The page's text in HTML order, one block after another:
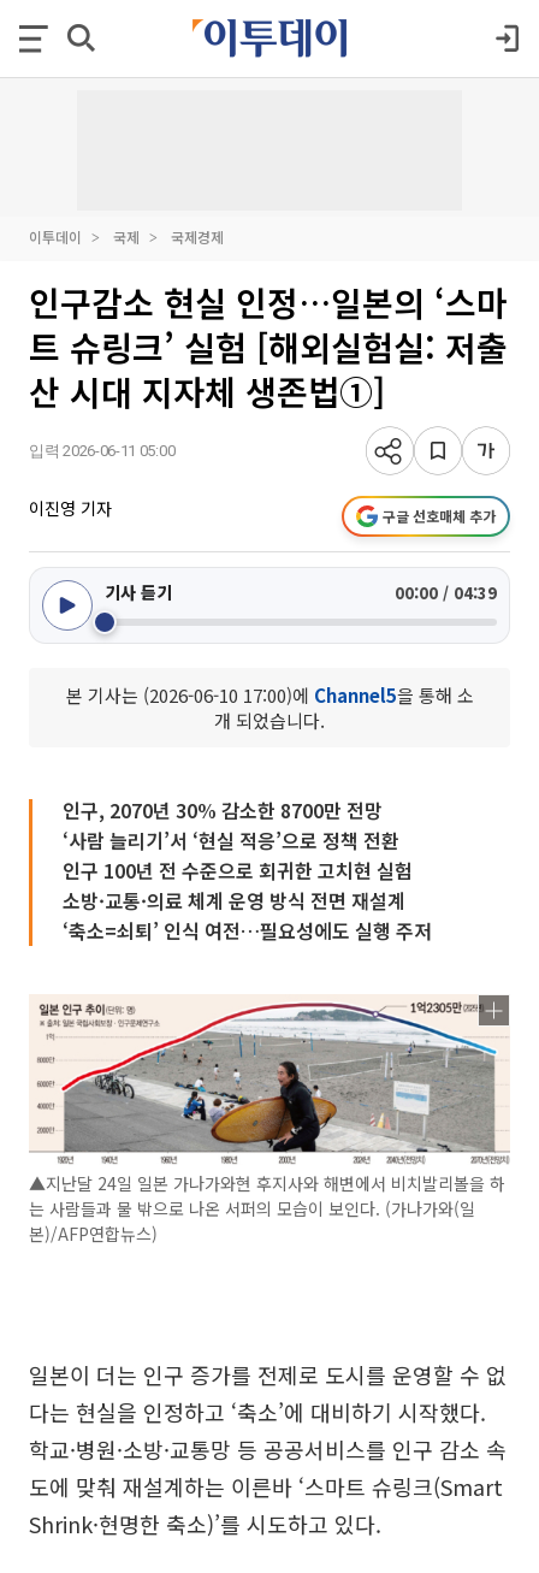
이투데이 국제 국제경제
인구감소 현실 인정…일본의 ‘스마
트 슈링크’ 실험 [해외실험실: 저출
산 시대 지자체 생존법①]
입력 2026-06-11 05:00
이진영 기자 구글 선호매체 추가
기사 듣기 00:00 / 04:39
본 기사는 (2026-06-10 17:00)에 Channel5을 통해 소
개 되었습니다.
인구, 2070년 30% 감소한 8700만 전망
‘사람 늘리기’서 ‘현실 적응’으로 정책 전환
인구 100년 전 수준으로 회귀한 고치현 실험
소방·교통·의료 체계 운영 방식 전면 재설계
‘축소=쇠퇴’ 인식 여전…필요성에도 실행 주저
▲지난달 24일 일본 가나가와현 후지사와 해변에서 비치발리볼을 하
는 사람들과 물 밖으로 나온 서퍼의 모습이 보인다. (가나가와(일
본)/AFP연합뉴스)
일본이 더는 인구 증가를 전제로 도시를 운영할 수 없
다는 현실을 인정하고 ‘축소’에 대비하기 시작했다.
학교·병원·소방·교통망 등 공공서비스를 인구 감소 속
도에 맞춰 재설계하는 이른바 ‘스마트 슈링크(Smart
Shrink·현명한 축소)’를 시도하고 있다.